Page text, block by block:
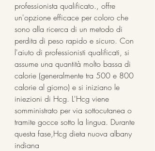
professionista qualificato., offre
un'opzione efficace per coloro che
sono alla ricerca di un metodo di
perdita di peso rapido e sicuro. Con
l'aiuto di professionisti qualificati, si
assume una quantità molto bassa di
calorie (generalmente tra 500 e 800
calorie al giorno) e si iniziano le
iniezioni di Hcg. L'Hcg viene
somministrato per via sottocutanea o
tramite gocce sotto la lingua. Durante
questa fase,Hcg dieta nuova albany
indiana